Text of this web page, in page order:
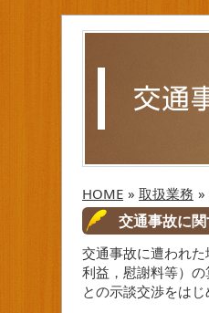
HOME » 取扱業務 »
交通事故に
交通事故に遭われ
利益，慰謝料等）
との示談交渉をは